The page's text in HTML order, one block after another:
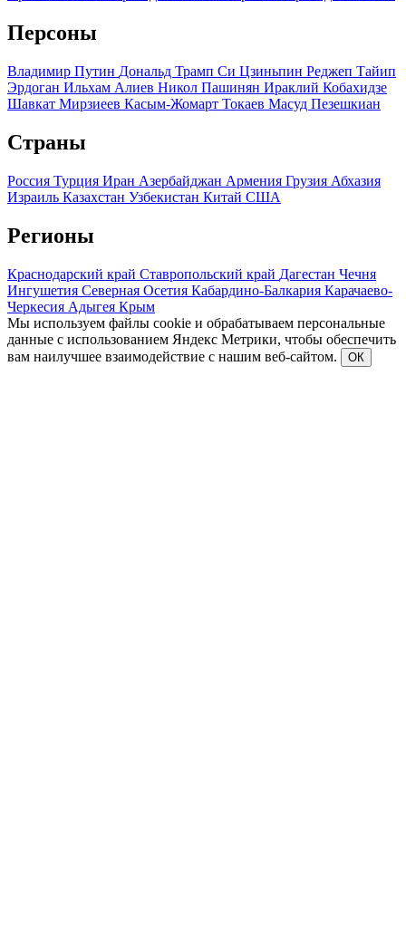
Персоны
Владимир Путин Дональд Трамп Си Цзиньпин Реджеп Тайип
Эрдоган Ильхам Алиев Никол Пашинян Ираклий Кобахидзе
Шавкат Мирзиеев Касым-Жомарт Токаев Масуд Пезешкиан
Страны
Россия Турция Иран Азербайджан Армения Грузия Абхазия
Израиль Казахстан Узбекистан Китай США
Регионы
Краснодарский край Ставропольский край Дагестан Чечня
Ингушетия Северная Осетия Кабардино-Балкария Карачаево-
Черкесия Адыгея Крым
Мы используем файлы cookie и обрабатываем персональные
данные с использованием Яндекс Метрики, чтобы обеспечить
вам наилучшее взаимодействие с нашим веб-сайтом.
ОК